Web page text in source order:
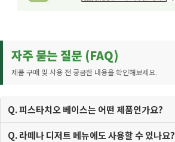
자주 묻는 질문 (FAQ)
제품 구매 및 사용 전 궁금한 내용을 확인해보세요.
Q. 피스타치오 베이스는 어떤 제품인가요?
Q. 라떼나 디저트 메뉴에도 사용할 수 있나요?